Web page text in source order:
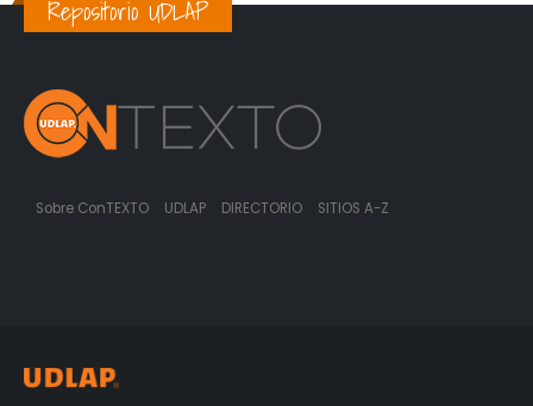
Repositorio UDLAP
Sobre ConTEXTO UDLAP DIRECTORIO SITIOS A-Z